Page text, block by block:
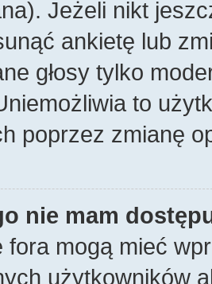
Jeżeli nikt
ankietę lub
głosy tylko
to
poprzez zmianę
nie mam
fora mogą mieć
użytkowników